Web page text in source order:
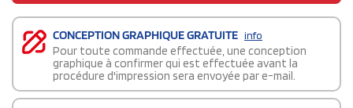
CONCEPTION GRAPHIQUE GRATUITE info
Pour toute commande effectuée, une conception
graphique à confirmer qui est effectuée avant la
procédure d'impression sera envoyée par e-mail.